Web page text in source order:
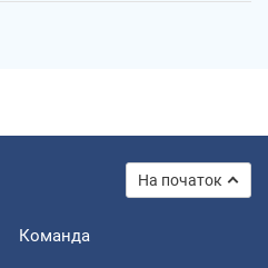
На початок
Команда